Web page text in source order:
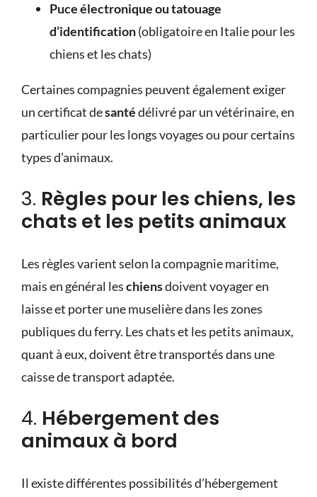
Puce électronique ou tatouage
d’identification(obligatoire en Italie pour les
chiens et les chats)
Certaines compagnies peuvent également exiger
un certificat desantédélivré par un vétérinaire, en
particulier pour les longs voyages ou pour certains
types d’animaux.
3. Règles pour les chiens, les
chats et les petits animaux
Les règles varient selon la compagnie maritime,
mais en général leschiensdoivent voyager en
laisse et porter une muselière dans les zones
publiques du ferry. Les chats et les petits animaux,
quant à eux, doivent être transportés dans une
caisse de transport adaptée.
4. Hébergement des
animaux à bord
Il existe différentes possibilités d’hébergement